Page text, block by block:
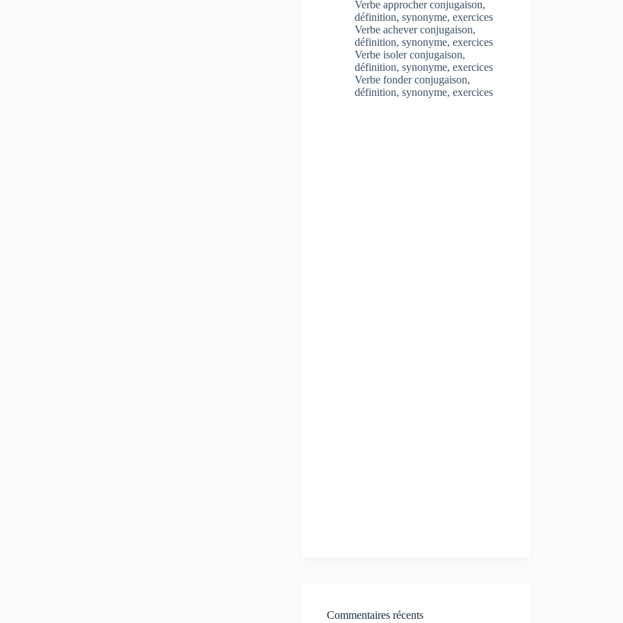
Verbe approcher conjugaison,
définition, synonyme, exercices
Verbe achever conjugaison,
définition, synonyme, exercices
Verbe isoler conjugaison,
définition, synonyme, exercices
Verbe fonder conjugaison,
définition, synonyme, exercices
Commentaires récents